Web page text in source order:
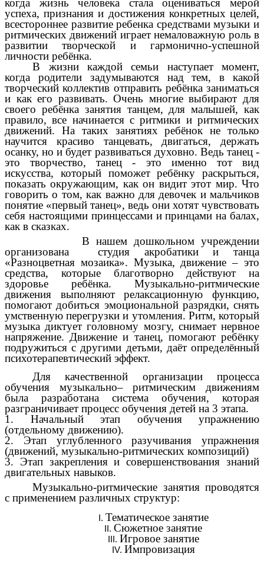
когда жизнь человека стала оцениваться мерой
успеха, признания и достижения конкретных целей,
всестороннее развитие ребенка средствами музыки и
ритмических движений играет немаловажную роль в
развитии творческой и гармонично-успешной
личности ребёнка.
В жизни каждой семьи наступает момент,
когда родители задумываются над тем, в какой
творческий коллектив отправить ребёнка заниматься
и как его развивать. Очень многие выбирают для
своего ребёнка занятия танцем, для малышей, как
правило, все начинается с ритмики и ритмических
движений. На таких занятиях ребёнок не только
научится красиво танцевать, двигаться, держать
осанку, но и будет развиваться духовно. Ведь танец -
это творчество, танец - это именно тот вид
искусства, который поможет ребёнку раскрыться,
показать окружающим, как он видит этот мир. Что
говорить о том, как важно для девочек и мальчиков
понятие «первый танец», ведь они хотят чувствовать
себя настоящими принцессами и принцами на балах,
как в сказках.
В нашем дошкольном учреждении
организована студия акробатики и танца
«Разноцветная мозаика». Музыка, движение – это
средства, которые благотворно действуют на
здоровье ребёнка. Музыкально-ритмические
движения выполняют релаксационную функцию,
помогают добиться эмоциональной разрядки, снять
умственную перегрузки и утомления. Ритм, который
музыка диктует головному мозгу, снимает нервное
напряжение. Движение и танец, помогают ребёнку
подружиться с другими детьми, даёт определённый
психотерапевтический эффект.
Для качественной организации процесса
обучения музыкально– ритмическим движениям
была разработана система обучения, которая
разграничивает процесс обучения детей на 3 этапа.
1. Начальный этап обучения упражнению
(отдельному движению).
2. Этап углубленного разучивания упражнения
(движений, музыкально-ритмических композиций)
3. Этап закрепления и совершенствования знаний
двигательных навыков.
Музыкально-ритмические занятия проводятся
с применением различных структур:
Тематическое занятие
Сюжетное занятие
Игровое занятие
Импровизация